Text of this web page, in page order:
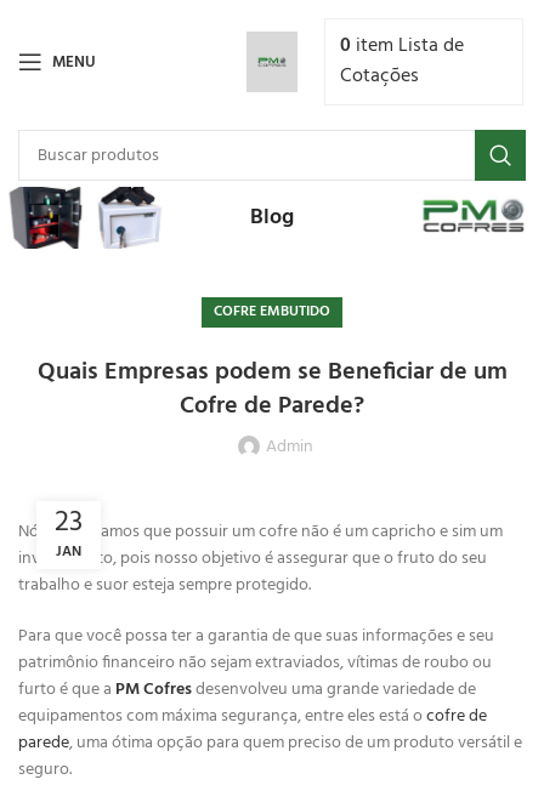
MENU 0 item Lista de
Cotações
Blog
COFRE EMBUTIDO
Quais Empresas podem se Beneficiar de um
Cofre de Parede?
Admin
23
JAN
Nós acreditamos que possuir um cofre não é um capricho e sim um
investimento, pois nosso objetivo é assegurar que o fruto do seu
trabalho e suor esteja sempre protegido.
Para que você possa ter a garantia de que suas informações e seu
patrimônio financeiro não sejam extraviados, vítimas de roubo ou
furto é que a PM Cofresdesenvolveu uma grande variedade de
equipamentos com máxima segurança, entre eles está ocofre de
parede, uma ótima opção para quem preciso de um produto versátil e
seguro.